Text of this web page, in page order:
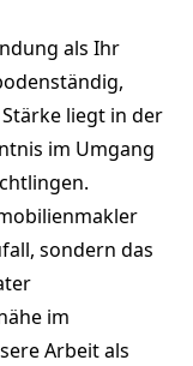
als Ihr
liegt in der
im Umgang
sondern das
im
Arbeit als